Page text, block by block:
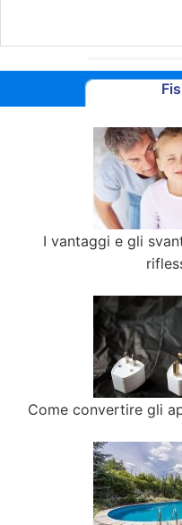
I vantaggi e gli
Come convertire gli